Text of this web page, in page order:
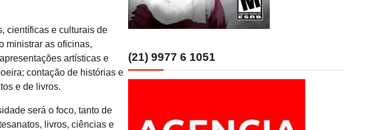
científicas e culturais de
ministrar as oficinas,
artísticas e
contação de histórias e
e de livros.
será o foco, tanto de
livros, ciências e
(21) 9977 6 1051